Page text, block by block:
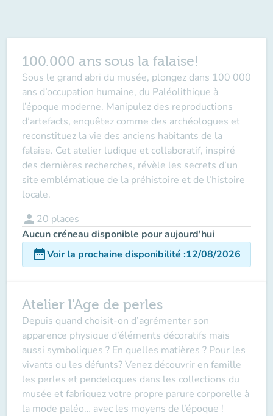
100.000 ans sous la falaise!
Sous le grand abri du musée, plongez dans 100 000
ans d’occupation humaine, du Paléolithique à
l’époque moderne. Manipulez des reproductions
d’artefacts, enquêtez comme des archéologues et
reconstituez la vie des anciens habitants de la
falaise. Cet atelier ludique et collaboratif, inspiré
des dernières recherches, révèle les secrets d’un
site emblématique de la préhistoire et de l’histoire
locale.
person 20 places
Aucun créneau disponible pour aujourd'hui
date_rangeVoir la prochaine disponibilité :12/08/2026
Atelier l'Age de perles
Depuis quand choisit-on d’agrémenter son
apparence physique d’éléments décoratifs mais
aussi symboliques ? En quelles matières ? Pour les
vivants ou les défunts? Venez découvrir en famille
les perles et pendeloques dans les collections du
musée et fabriquez votre propre parure corporelle à
la mode paléo… avec les moyens de l’époque !